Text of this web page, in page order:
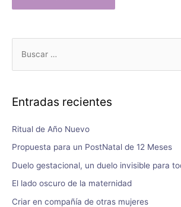
Entradas recientes
Ritual de Año Nuevo
Propuesta para un PostNatal de 12 Meses
Duelo gestacional, un duelo invisible para
El lado oscuro de la maternidad
Criar en compañía de otras mujeres